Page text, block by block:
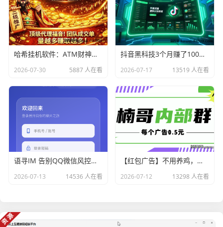
哈希挂机软件：ATM财神量化，智能赚钱策略，支持所有哈希平台，永久躺赚！
2026-07-30 5887 人在看
抖音黑科技3个月赚了100万，普通人逆袭的机会，你抓住了吗？
2026-07-17 13519 人在看
语寻IM 告别QQ微信风控｜专为项目团队打造单群 20 万+
2026-07-13 14536 人在看
【红包广告】不用养鸡，全天可看，邀请奖励无上限！
2026-07-12 13298 人在看
资源